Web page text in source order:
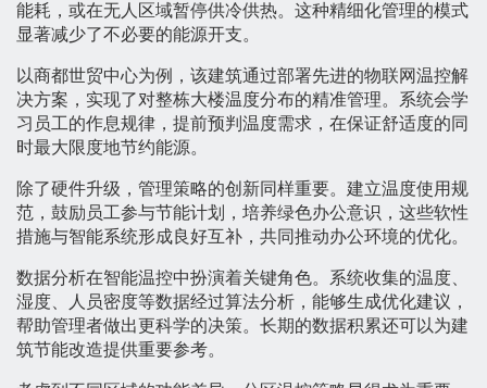
能耗，或在无人区域暂停供冷供热。这种精细化管理的模式
显著减少了不必要的能源开支。
以商都世贸中心为例，该建筑通过部署先进的物联网温控解
决方案，实现了对整栋大楼温度分布的精准管理。系统会学
习员工的作息规律，提前预判温度需求，在保证舒适度的同
时最大限度地节约能源。
除了硬件升级，管理策略的创新同样重要。建立温度使用规
范，鼓励员工参与节能计划，培养绿色办公意识，这些软性
措施与智能系统形成良好互补，共同推动办公环境的优化。
数据分析在智能温控中扮演着关键角色。系统收集的温度、
湿度、人员密度等数据经过算法分析，能够生成优化建议，
帮助管理者做出更科学的决策。长期的数据积累还可以为建
筑节能改造提供重要参考。